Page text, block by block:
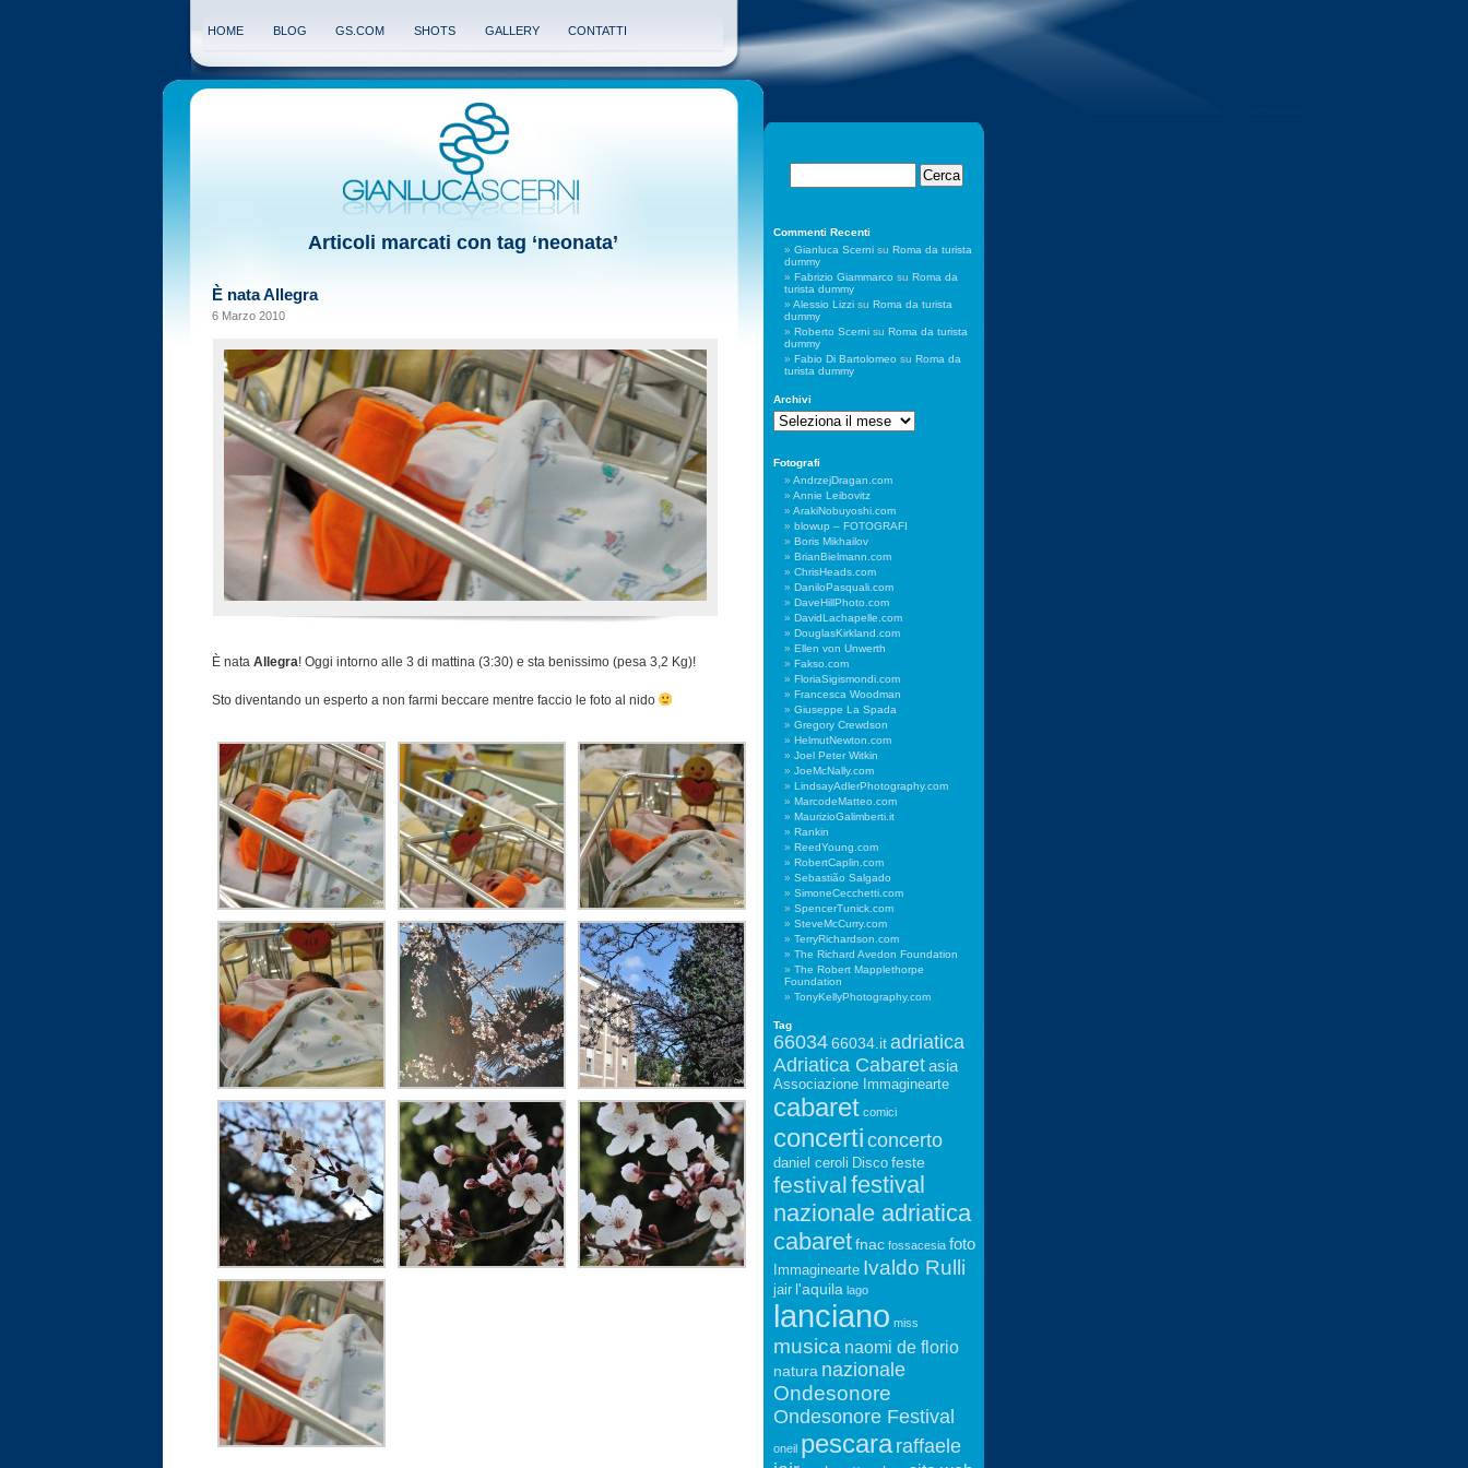
HOME BLOG GS.COM SHOTS GALLERY CONTATTI
Articoli marcati con tag ‘neonata’
È nata Allegra
6 Marzo 2010
È nata Allegra! Oggi intorno alle 3 di mattina (3:30) e sta benissimo (pesa 3,2 Kg)!
Sto diventando un esperto a non farmi beccare mentre faccio le foto al nido
Commenti Recenti
Gianluca Scernisu Roma da turista
dummy
Fabrizio Giammarco su Roma da
turista dummy
Alessio Lizzisu Roma da turista
dummy
Roberto Scernisu Roma da turista
dummy
Fabio Di Bartolomeo su Roma da
turista dummy
Archivi
Archivi
Fotografi
AndrzejDragan.com
Annie Leibovitz
ArakiNobuyoshi.com
blowup – FOTOGRAFI
Boris Mikhailov
BrianBielmann.com
ChrisHeads.com
DaniloPasquali.com
DaveHillPhoto.com
DavidLachapelle.com
DouglasKirkland.com
Ellen von Unwerth
Fakso.com
FloriaSigismondi.com
Francesca Woodman
Giuseppe La Spada
Gregory Crewdson
HelmutNewton.com
Joel Peter Witkin
JoeMcNally.com
LindsayAdlerPhotography.com
MarcodeMatteo.com
MaurizioGalimberti.it
Rankin
ReedYoung.com
RobertCaplin.com
Sebastião Salgado
SimoneCecchetti.com
SpencerTunick.com
SteveMcCurry.com
TerryRichardson.com
The Richard Avedon Foundation
The Robert Mapplethorpe
Foundation
TonyKellyPhotography.com
Tag
66034 66034.it adriatica
Adriatica Cabaret asia
Associazione Immaginearte
cabaret comici
concerti concerto
daniel ceroli Disco feste
festivalfestival
nazionale adriatica
cabaret fnac fossacesia foto
Immaginearte Ivaldo Rulli
jair l'aquila lago
lanciano miss
musica naomi de florio
natura nazionale
Ondesonore
Ondesonore Festival
oneil pescara raffaele